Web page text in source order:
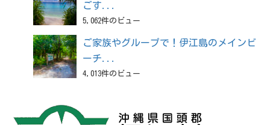
ごす...
5,062件のビュー
ご家族やグループで！伊江島のメインビ
ーチ...
4,013件のビュー